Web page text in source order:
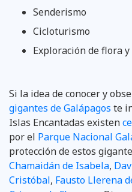
Senderismo
Cicloturismo
Exploración de flora
Si la idea de conocer y
gigantes de Galápagos te
Islas Encantadas existen
por el Parque Nacional
protección de estos
Chamaidán de Isabela,
Cristóbal, Fausto Llerena